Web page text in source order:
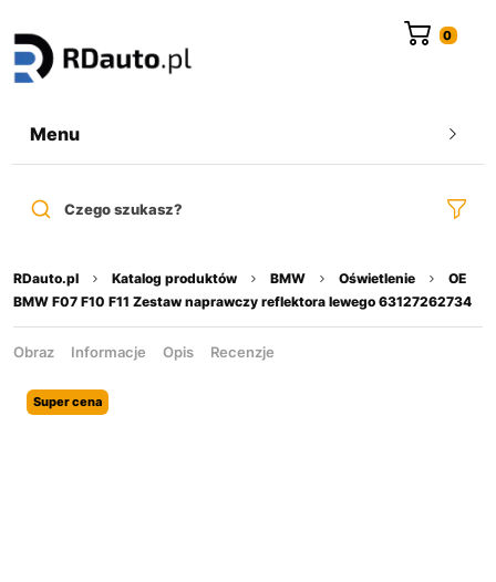
Menu
Czego szukasz?
RDauto.pl Katalog produktów BMW Oświetlenie
OE
BMW F07 F10 F11 Zestaw naprawczy reflektora lewego 63127262734
Obraz Informacje Opis Recenzje
Super cena